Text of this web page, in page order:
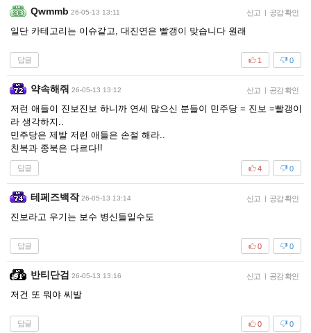
Qwmmb 26-05-13 13:11 신고 | 공감 확인
일단 카테고리는 이슈같고, 대진연은 빨갱이 맞습니다 원래
답글 0
1
약속해줘 26-05-13 13:12 신고 | 공감 확인
저런 애들이 진보진보 하니까 연세 많으신 분들이 민주당 = 진보 =빨갱이
라 생각하지..
민주당은 제발 저런 애들은 손절 해라..
친북과 종북은 다르다!!
답글 0
4
테페즈백작 26-05-13 13:14 신고 | 공감 확인
진보라고 우기는 보수 병신들일수도
답글 0
0
반티단검 26-05-13 13:16 신고 | 공감 확인
저건 또 뭐야 씨발
답글 0
0